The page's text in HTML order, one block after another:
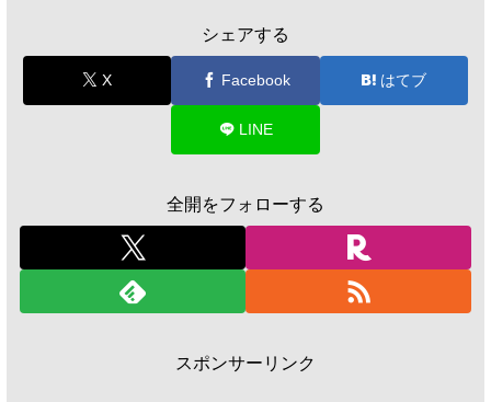
シェアする
X Facebook はてブ
LINE
全開をフォローする
スポンサーリンク